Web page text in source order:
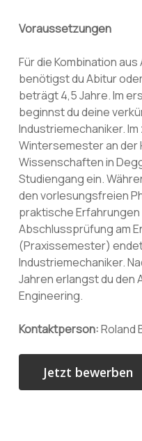
Voraussetzungen
Für die Kombination
benötigst du Abitur
beträgt 4,5 Jahre. Im
beginnst du deine
Industriemechaniker.
Wintersemester an der
Wissenschaften in
Studiengang ein.
den vorlesungsfreien
praktische Erfahrungen
Abschlussprüfung am
(Praxissemester)
Industriemechaniker.
Jahren erlangst du den
Engineering.
Kontaktperson:Roland